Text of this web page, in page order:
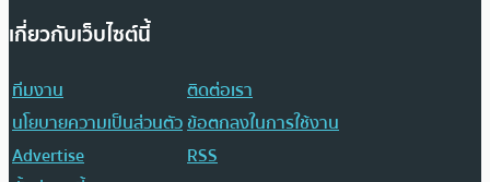
เกี่ยวกับเว็บไซต์นี้
ทีมงาน
ติดต่อเรา
นโยบายความเป็นส่วนตัวข้อตกลงในการใช้งาน
Advertise
RSS